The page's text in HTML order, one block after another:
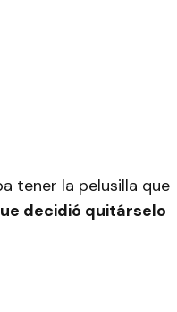
tener la pelusilla que
decidió quitárselo